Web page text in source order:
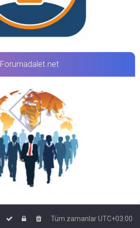
Forumadalet.net
Tüm zamanlarUTC+03:00